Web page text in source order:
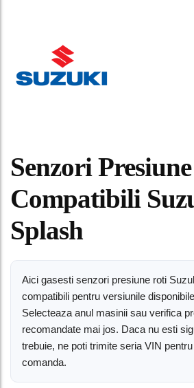
Senzori
Compatibili
Splash
Aici gasesti senzori presiune roti
compatibili pentru versiunile
Selecteaza anul masinii sau verifica
recomandate mai jos. Daca nu esti
trebuie, ne poti trimite seria VIN
comanda.